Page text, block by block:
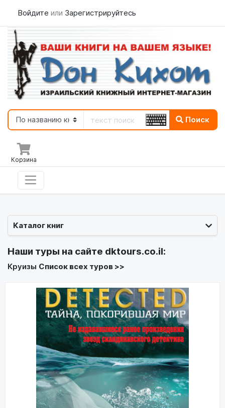
Войдите или Зарегистрируйтесь
Поиск
Корзина
Каталог книг
Наши туры на сайте dktours.co.il:
Круизы Список всех туров >>